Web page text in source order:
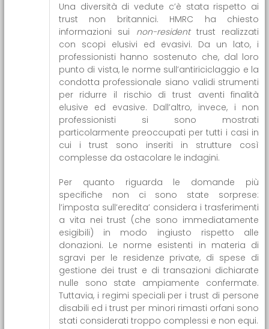
Una diversità di vedute c’è stata rispetto ai
trust non britannici. HMRC ha chiesto
informazioni sui non-residenttrust realizzati
con scopi elusivi ed evasivi. Da un lato, i
professionisti hanno sostenuto che, dal loro
punto di vista, le norme sull’antiriciclaggio e la
condotta professionale siano validi strumenti
per ridurre il rischio di trust aventi finalità
elusive ed evasive. Dall’altro, invece, i non
professionisti si sono mostrati
particolarmente preoccupati per tutti i casi in
cui i trust sono inseriti in strutture così
complesse da ostacolare le indagini.
Per quanto riguarda le domande più
specifiche non ci sono state sorprese:
l’imposta sull’eredita’ considera i trasferimenti
a vita nei trust (che sono immediatamente
esigibili) in modo ingiusto rispetto alle
donazioni. Le norme esistenti in materia di
sgravi per le residenze private, di spese di
gestione dei trust e di transazioni dichiarate
nulle sono state ampiamente confermate.
Tuttavia, i regimi speciali per i trust di persone
disabili ed i trust per minori rimasti orfani sono
stati considerati troppo complessi e non equi.